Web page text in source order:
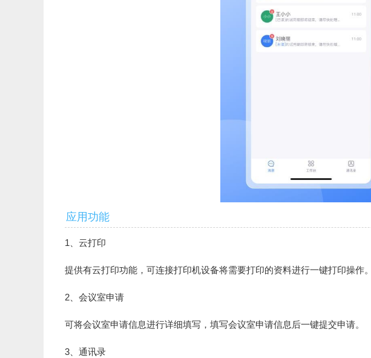
应用功能
1、云打印
提供有云打印功能，可连接打印机设备将需要打印的资料进行一键打印操作。
2、会议室申请
可将会议室申请信息进行详细填写，填写会议室申请信息后一键提交申请。
3、通讯录